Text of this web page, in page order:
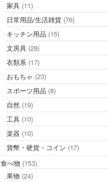
家具 (11)
日常用品/生活雑貨 (76)
キッチン用品 (15)
文房具 (28)
衣類系 (17)
おもちゃ (23)
スポーツ用品 (8)
自然 (19)
工具 (10)
楽器 (10)
貨幣・硬貨・コイン (17)
食べ物 (153)
果物 (24)